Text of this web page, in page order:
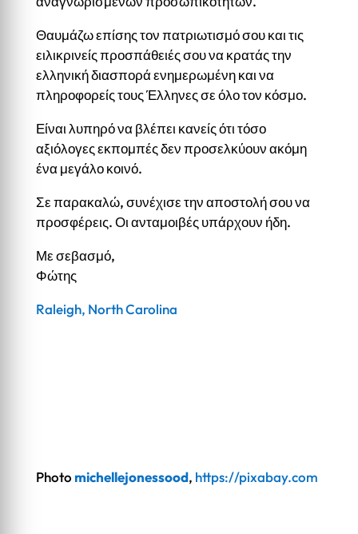
Θαυμάζω επίσης τον πατριωτισμό σου και τις
ειλικρινείς προσπάθειές σου να κρατάς την
ελληνική διασπορά ενημερωμένη και να
πληροφορείς τους Έλληνες σε όλο τον κόσμο.
Είναι λυπηρό να βλέπει κανείς ότι τόσο
αξιόλογες εκπομπές δεν προσελκύουν ακόμη
ένα μεγάλο κοινό.
Σε παρακαλώ, συνέχισε την αποστολή σου να
προσφέρεις. Οι ανταμοιβές υπάρχουν ήδη.
Με σεβασμό,
Φώτης
Raleigh, North Carolina
Photo michellejonessood, https://pixabay.com